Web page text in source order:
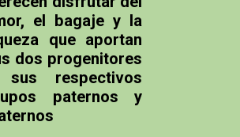
el bagaje y la
que aportan
dos progenitores
respectivos
paternos y